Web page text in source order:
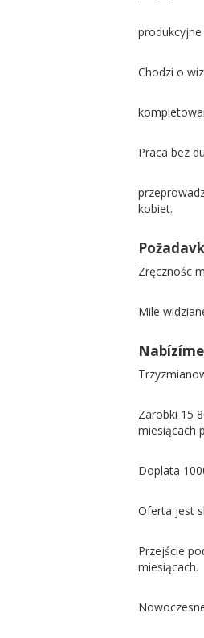
Chodzi o
Praca bez
kobiet.
Zręcznośc
Mile
Nabízíme
Zarobki 15
miesiącach
Doplata
Oferta jest
Przejście
miesiącach.